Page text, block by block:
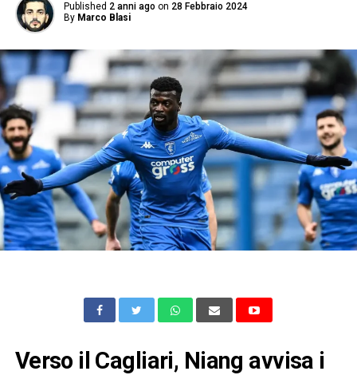
Published 2 anni ago on 28 Febbraio 2024
By Marco Blasi
Verso il Cagliari, Niang avvisa i